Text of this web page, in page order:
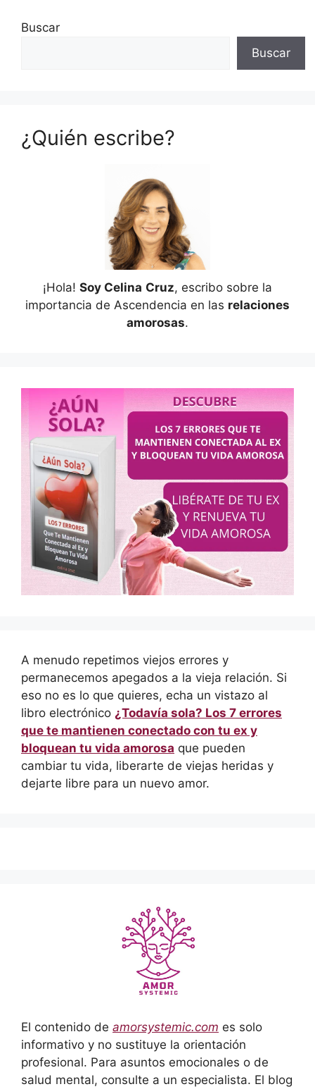
Buscar
Buscar
¿Quién escribe?
¡Hola! Soy Celina Cruz, escribo sobre la
importancia de Ascendencia en las relaciones
amorosas.
A menudo repetimos viejos errores y
permanecemos apegados a la vieja relación. Si
eso no es lo que quieres, echa un vistazo al
libro electrónico ¿Todavía sola? Los 7 errores
que te mantienen conectado con tu ex y
bloquean tu vida amorosa que pueden
cambiar tu vida, liberarte de viejas heridas y
dejarte libre para un nuevo amor.
El contenido de amorsystemic.com es solo
informativo y no sustituye la orientación
profesional. Para asuntos emocionales o de
salud mental, consulte a un especialista. El blog